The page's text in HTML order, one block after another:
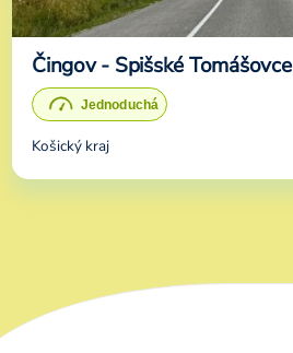
Čingov - Spišské Tomášovce
Košický kraj